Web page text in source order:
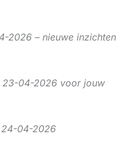
2026 – nieuwe inzichten
04-2026 voor jouw
04-2026